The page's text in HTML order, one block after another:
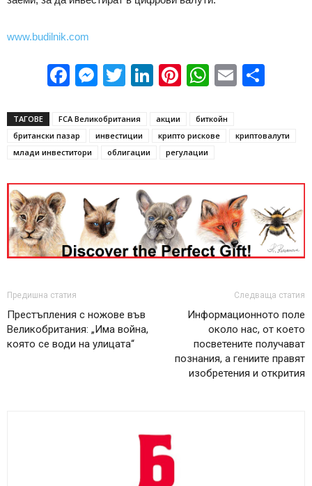
www.budilnik.com
Facebook
Messenger
Twitter
LinkedIn
Pinterest
WhatsApp
Email
ТАГОВЕ FCA Великобритания акции
биткойн
британски пазар
инвестиции крипто рискове
криптовалути
млади инвеститори
облигации регулации
Предишна статия
Престъпления с ножове във
Великобритания: „Има война,
която се води на улицата“
Следваща статия
Информационното поле
около нас, от което
посветените получават
познания, а гениите правят
изобретения и открития